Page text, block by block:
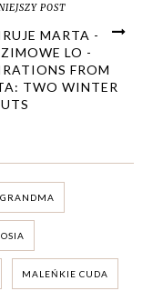
POST
MARTA -
LO -
FROM
TWO WINTER
MALEŃKIE CUDA